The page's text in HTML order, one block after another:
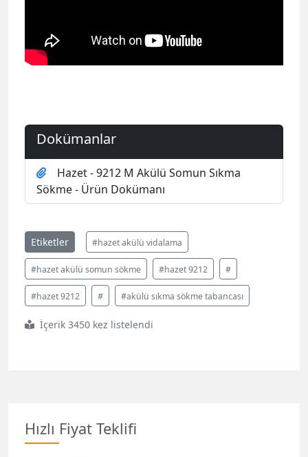
Dokümanlar
Hazet - 9212 M Akülü Somun Sıkma
Sökme - Ürün Dokümanı
Etiketler #hazet akülü vidalama
#hazet akülü somun sökme #hazet 9212 #
#hazet 9212 # #akülü sıkma sökme tabancası
İçerik 3450 kez listelendi
Hızlı Fiyat Teklifi